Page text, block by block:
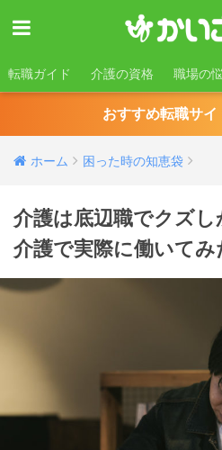
転職ガイド 介護の資格 職場の
おすすめ転職サイ
ホーム 困った時の知恵袋
介護は底辺職でクズ
介護で実際に働いてみ